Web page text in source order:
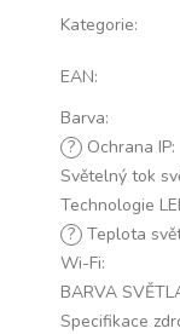
Kategorie:
EAN:
Barva:
? Ochrana IP:
Světelný tok
Technologie
? Teplota
Wi-Fi:
BARVA
Specifikace